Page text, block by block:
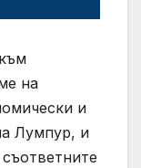
на
и
Лумпур, и